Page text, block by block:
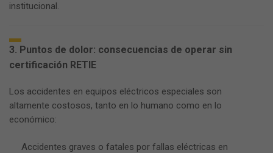
institucional.
3. Puntos de dolor: consecuencias de operar sin
certificación RETIE
Los accidentes en equipos eléctricos especiales son
altamente costosos, tanto en lo humano como en lo
económico:
Accidentes graves o fatales por fallas eléctricas en